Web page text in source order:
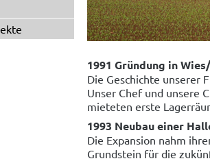
1991 Gründung in
Die Geschichte unserer
Unser Chef und unsere
mieteten erste
1993 Neubau einer
Die Expansion nahm
Grundstein für die